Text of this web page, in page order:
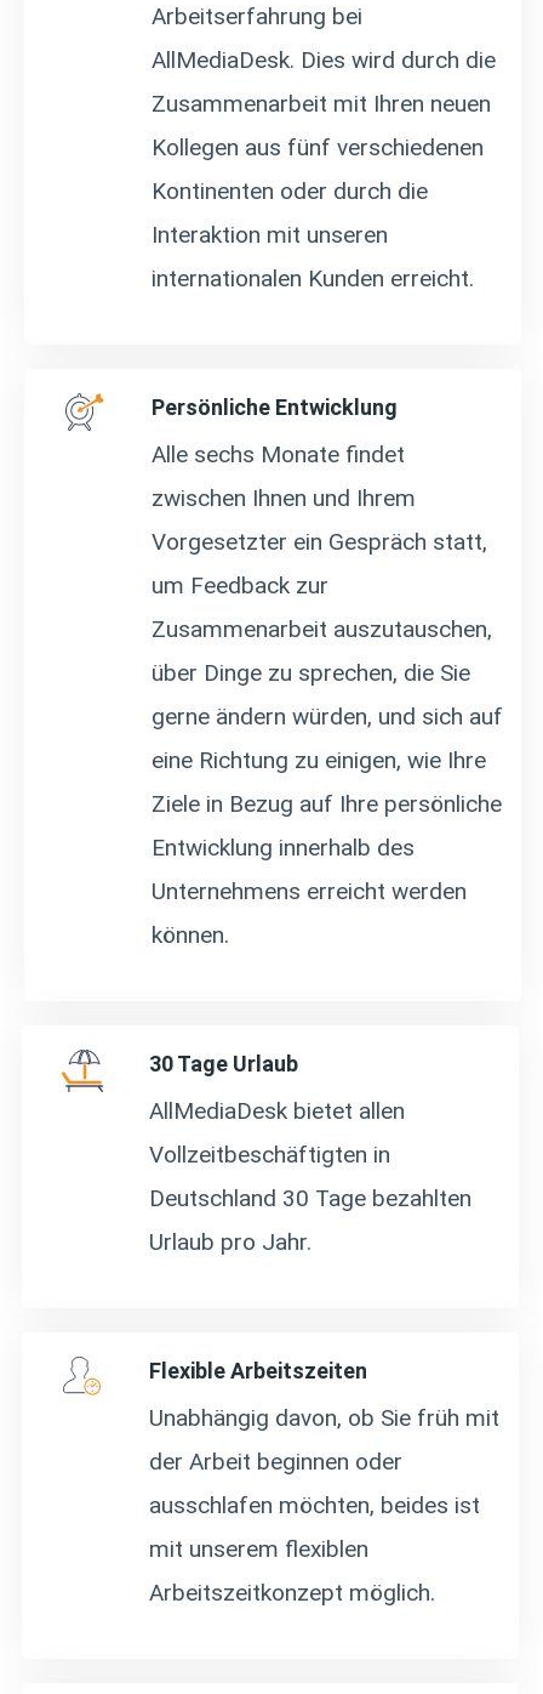
Arbeitserfahrung bei
AllMediaDesk. Dies wird durch die
Zusammenarbeit mit Ihren neuen
Kollegen aus fünf verschiedenen
Kontinenten oder durch die
Interaktion mit unseren
internationalen Kunden erreicht.
Persönliche Entwicklung
Alle sechs Monate findet
zwischen Ihnen und Ihrem
Vorgesetzter ein Gespräch statt,
um Feedback zur
Zusammenarbeit auszutauschen,
über Dinge zu sprechen, die Sie
gerne ändern würden, und sich auf
eine Richtung zu einigen, wie Ihre
Ziele in Bezug auf Ihre persönliche
Entwicklung innerhalb des
Unternehmens erreicht werden
können.
30 Tage Urlaub
AllMediaDesk bietet allen
Vollzeitbeschäftigten in
Deutschland 30 Tage bezahlten
Urlaub pro Jahr.
Flexible Arbeitszeiten
Unabhängig davon, ob Sie früh mit
der Arbeit beginnen oder
ausschlafen möchten, beides ist
mit unserem flexiblen
Arbeitszeitkonzept möglich.